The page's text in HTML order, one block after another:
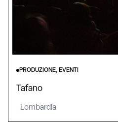
PRODUZIONE, EVENTI
Tafano
Lombardia